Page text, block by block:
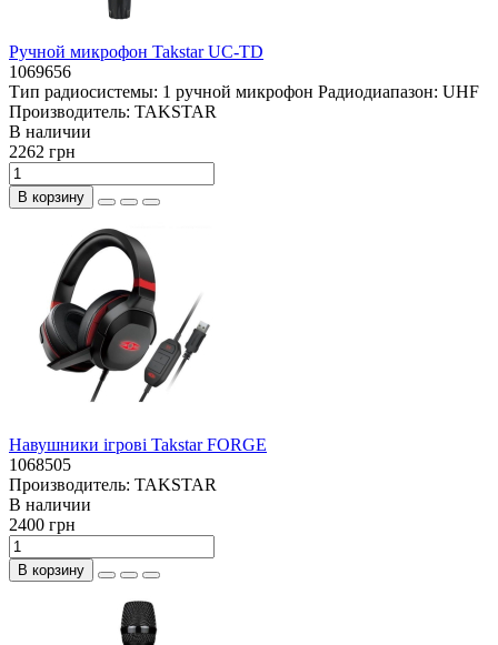
Ручной микрофон Takstar UC-TD
1069656
Тип радиосистемы: 1 ручной микрофон Радиодиапазон: UHF
Производитель: TAKSTAR
В наличии
2262 грн
В корзину
Навушники ігрові Takstar FORGE
1068505
Производитель: TAKSTAR
В наличии
2400 грн
В корзину